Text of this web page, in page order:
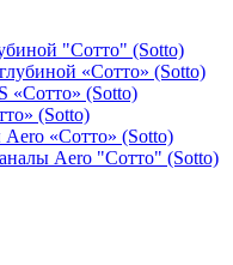
"Сотто" (Sotto)
«Сотто» (Sotto)
«Сотто» (Sotto)
(Sotto)
«Сотто» (Sotto)
Aero "Сотто" (Sotto)